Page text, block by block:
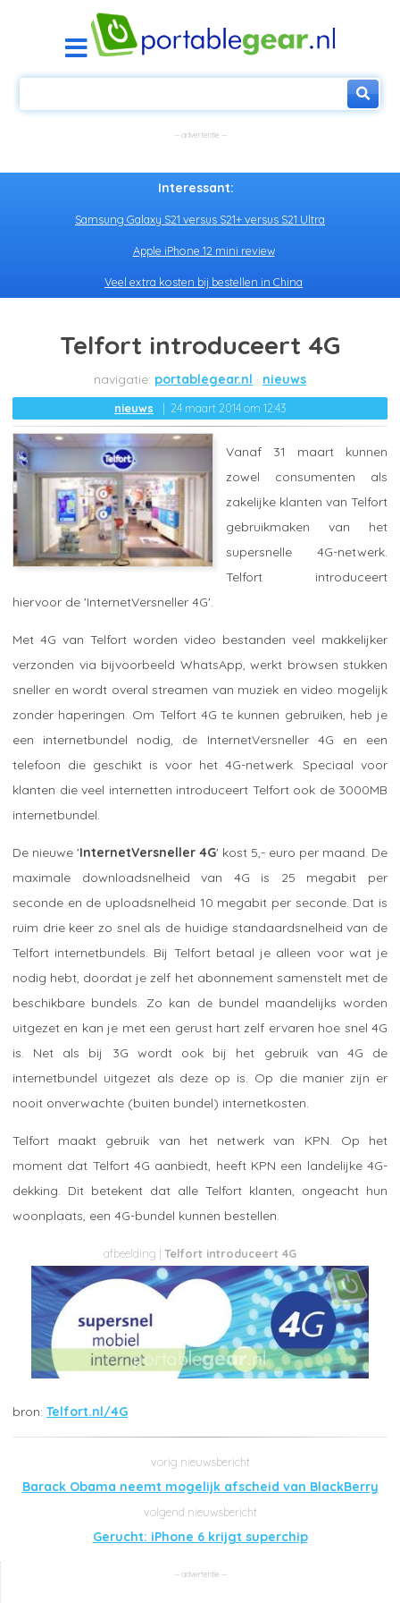
Interessant:
Samsung Galaxy S21 versus S21+ versus S21 Ultra
Apple iPhone 12 mini review
Veel extra kosten bij bestellen in China
Telfort introduceert 4G
portablegear.nl nieuws
nieuws 24 maart 2014 om 12:43
Vanaf 31 maart kunnen
zowel consumenten als
zakelijke klanten van Telfort
gebruikmaken van het
supersnelle 4G-netwerk.
Telfort introduceert
hiervoor de 'InternetVersneller 4G'.
Met 4G van Telfort worden video bestanden veel makkelijker
verzonden via bijvoorbeeld WhatsApp, werkt browsen stukken
sneller en wordt overal streamen van muziek en video mogelijk
zonder haperingen. Om Telfort 4G te kunnen gebruiken, heb je
een internetbundel nodig, de InternetVersneller 4G en een
telefoon die geschikt is voor het 4G-netwerk. Speciaal voor
klanten die veel internetten introduceert Telfort ook de 3000MB
internetbundel.
De nieuwe 'InternetVersneller 4G' kost 5,- euro per maand. De
maximale downloadsnelheid van 4G is 25 megabit per
seconde en de uploadsnelheid 10 megabit per seconde. Dat is
ruim drie keer zo snel als de huidige standaardsnelheid van de
Telfort internetbundels. Bij Telfort betaal je alleen voor wat je
nodig hebt, doordat je zelf het abonnement samenstelt met de
beschikbare bundels. Zo kan de bundel maandelijks worden
uitgezet en kan je met een gerust hart zelf ervaren hoe snel 4G
is. Net als bij 3G wordt ook bij het gebruik van 4G de
internetbundel uitgezet als deze op is. Op die manier zijn er
nooit onverwachte (buiten bundel) internetkosten.
Telfort maakt gebruik van het netwerk van KPN. Op het
moment dat Telfort 4G aanbiedt, heeft KPN een landelijke 4G-
dekking. Dit betekent dat alle Telfort klanten, ongeacht hun
woonplaats, een 4G-bundel kunnen bestellen.
Telfort introduceert 4G
Telfort.nl/4G
Barack Obama neemt mogelijk afscheid van BlackBerry
Gerucht: iPhone 6 krijgt superchip